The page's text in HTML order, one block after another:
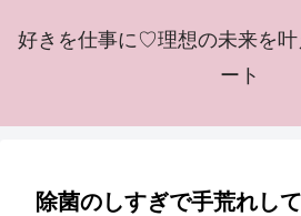
好きを仕事に♡理想の未来を
ート
除菌のしすぎで手荒れし